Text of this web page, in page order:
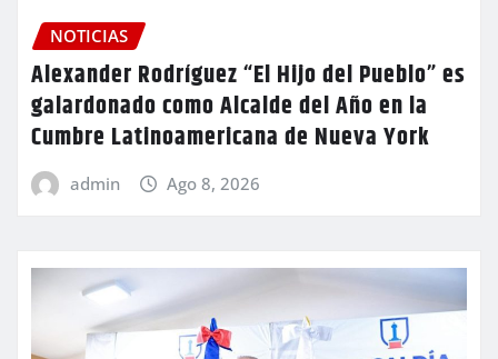
NOTICIAS
Alexander Rodríguez “El Hijo del Pueblo” es
galardonado como Alcalde del Año en la
Cumbre Latinoamericana de Nueva York
admin Ago 8, 2026